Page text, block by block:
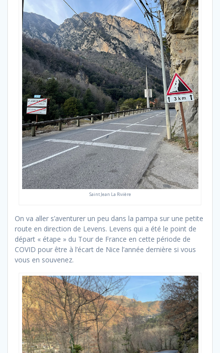
Saint Jean La Rivière
On va aller s’aventurer un peu dans la pampa sur une petite
route en direction de Levens. Levens qui a été le point de
départ « étape » du Tour de France en cette période de
COVID pour être à l’écart de Nice l’année dernière si vous
vous en souvenez.